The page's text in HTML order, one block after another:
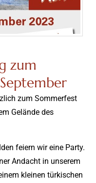
zum
zum Sommerfest
Gelände des
feiern wir eine Party.
Andacht in unserem
kleinen türkischen